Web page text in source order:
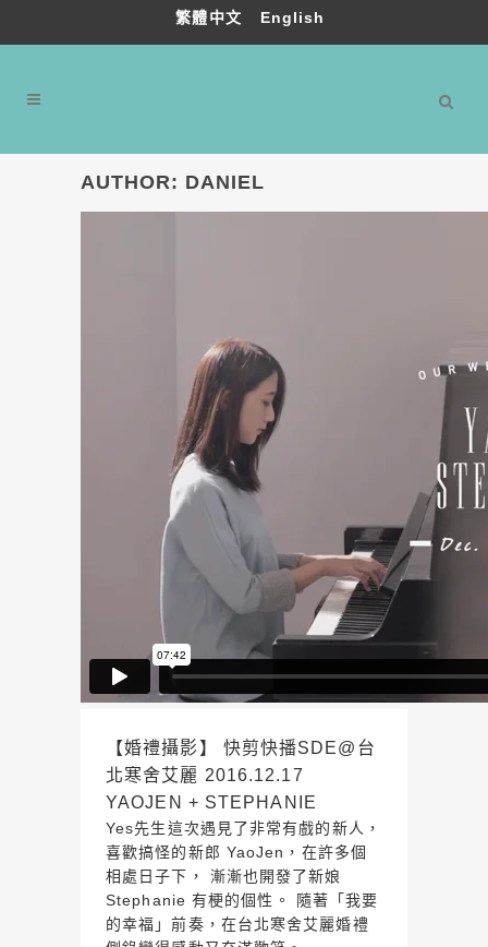
繁體中文 English
AUTHOR: DANIEL
【婚禮攝影】 快剪快播SDE@台
北寒舍艾麗 2016.12.17
YAOJEN + STEPHANIE
Yes先生這次遇見了非常有戲的新人，
喜歡搞怪的新郎 YaoJen，在許多個
相處日子下， 漸漸也開發了新娘
Stephanie 有梗的個性。 隨著「我要
的幸福」前奏，在台北寒舍艾麗婚禮